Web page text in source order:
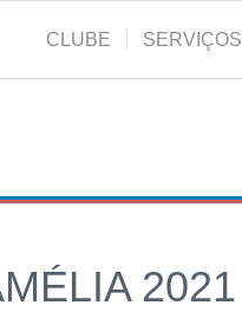
CLUBE SERVIÇOS
2021